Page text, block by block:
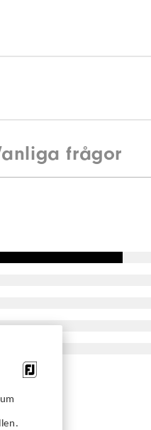
frågor
för en